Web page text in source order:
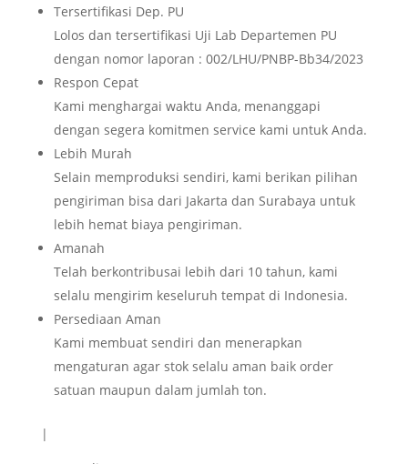
Tersertifikasi Dep. PU
Lolos dan tersertifikasi Uji Lab Departemen PU
dengan nomor laporan : 002/LHU/PNBP-Bb34/2023
Respon Cepat
Kami menghargai waktu Anda, menanggapi
dengan segera komitmen service kami untuk Anda.
Lebih Murah
Selain memproduksi sendiri, kami berikan pilihan
pengiriman bisa dari Jakarta dan Surabaya untuk
lebih hemat biaya pengiriman.
Amanah
Telah berkontribusai lebih dari 10 tahun, kami
selalu mengirim keseluruh tempat di Indonesia.
Persediaan Aman
Kami membuat sendiri dan menerapkan
mengaturan agar stok selalu aman baik order
satuan maupun dalam jumlah ton.
|